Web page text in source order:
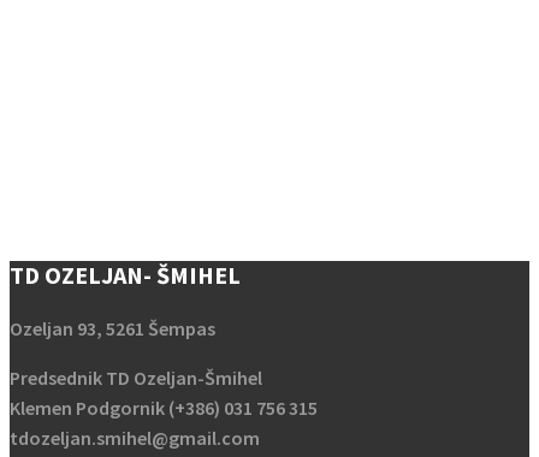
TD OZELJAN- ŠMIHEL
Ozeljan 93, 5261 Šempas
Predsednik TD Ozeljan-Šmihel
Klemen Podgornik (+386) 031 756 315
tdozeljan.smihel@gmail.com